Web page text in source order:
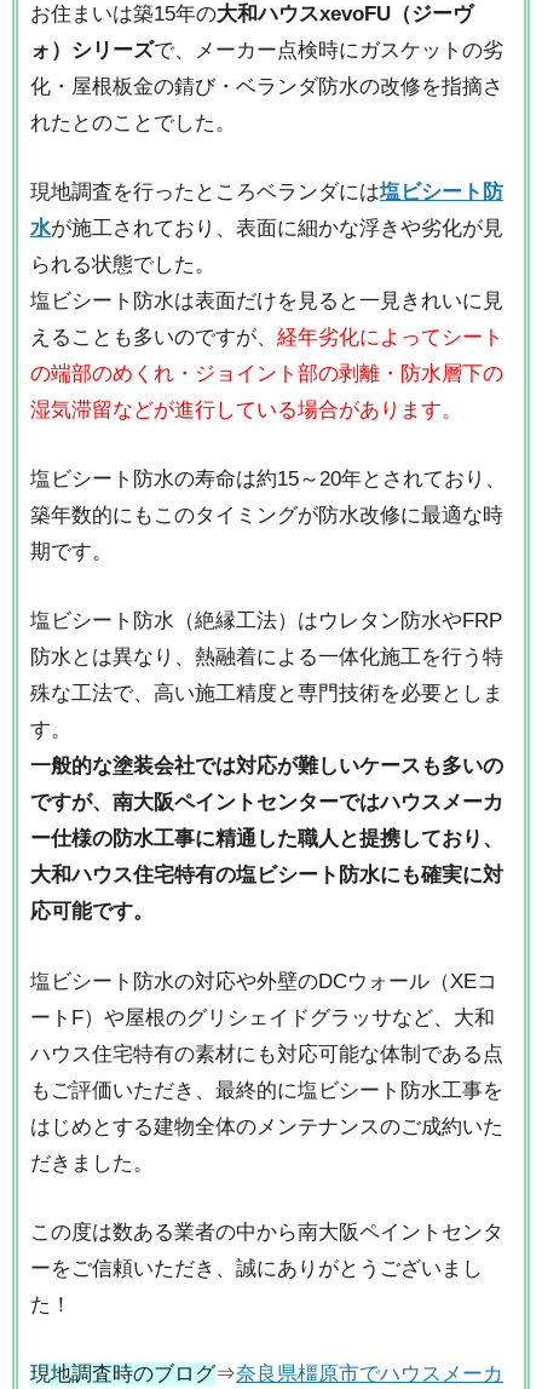
お住まいは築15年の大和ハウスxevoFU（ジーヴ
ォ）シリーズで、メーカー点検時にガスケットの劣
化・屋根板金の錆び・ベランダ防水の改修を指摘さ
れたとのことでした。
現地調査を行ったところベランダには塩ビシート防
水が施工されており、表面に細かな浮きや劣化が見
られる状態でした。
塩ビシート防水は表面だけを見ると一見きれいに見
えることも多いのですが、 経年劣化によってシート
の端部のめくれ・ジョイント部の剥離・防水層下の
湿気滞留などが進行している場合があります。
塩ビシート防水の寿命は約15～20年とされており、
築年数的にもこのタイミングが防水改修に最適な時
期です。
塩ビシート防水（絶縁工法）はウレタン防水やFRP
防水とは異なり、熱融着による一体化施工を行う特
殊な工法で、高い施工精度と専門技術を必要としま
す。
一般的な塗装会社では対応が難しいケースも多いの
ですが、南大阪ペイントセンターではハウスメーカ
ー仕様の防水工事に精通した職人と提携しており、
大和ハウス住宅特有の塩ビシート防水にも確実に対
応可能です。
塩ビシート防水の対応や外壁のDCウォール（XEコ
ートF）や屋根のグリシェイドグラッサなど、大和
ハウス住宅特有の素材にも対応可能な体制である点
もご評価いただき、最終的に塩ビシート防水工事を
はじめとする建物全体のメンテナンスのご成約いた
だきました。
この度は数ある業者の中から南大阪ペイントセンタ
ーをご信頼いただき、誠にありがとうございまし
た！
現地調査時のブログ⇒奈良県橿原市でハウスメーカ